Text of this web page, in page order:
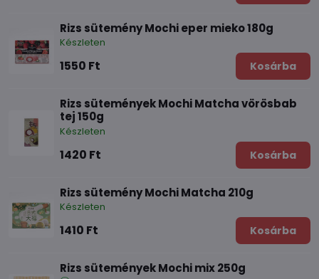
Rizs sütemény Mochi eper mieko 180g
Készleten
1550 Ft Kosárba
Rizs sütemények Mochi Matcha vörösbab
tej 150g
Készleten
1420 Ft Kosárba
Rizs sütemény Mochi Matcha 210g
Készleten
1410 Ft Kosárba
Rizs sütemények Mochi mix 250g